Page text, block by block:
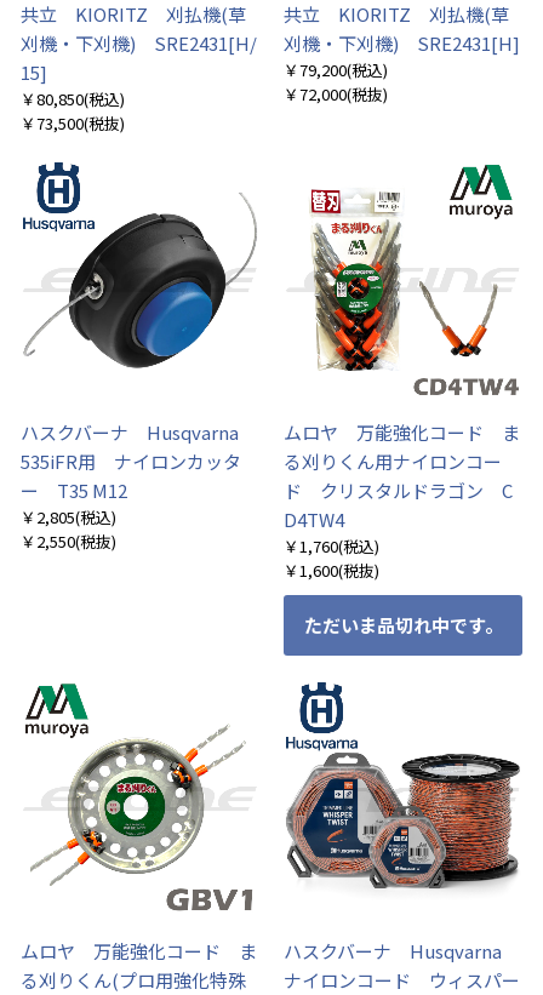
共立 KIORITZ 刈払機(草
刈機・下刈機) SRE2431[H/
15]
￥80,850(税込)
￥73,500(税抜)
共立 KIORITZ 刈払機(草
刈機・下刈機) SRE2431[H]
￥79,200(税込)
￥72,000(税抜)
ハスクバーナ Husqvarna
535iFR用 ナイロンカッタ
ー T35 M12
￥2,805(税込)
￥2,550(税抜)
ムロヤ 万能強化コード ま
る刈りくん用ナイロンコー
ド クリスタルドラゴン C
D4TW4
￥1,760(税込)
￥1,600(税抜)
ただいま品切れ中です。
ムロヤ 万能強化コード ま
る刈りくん(プロ用強化特殊
ハスクバーナ Husqvarna
ナイロンコード ウィスパー